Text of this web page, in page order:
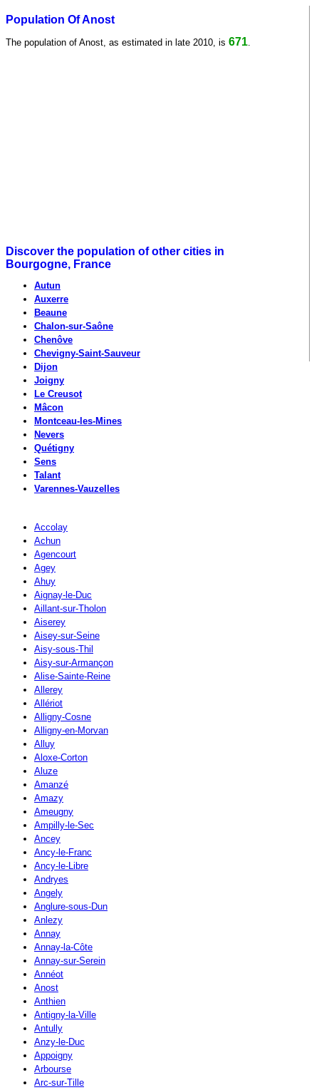
Population Of Anost
The population of Anost, as estimated in late 2010, is 671
Discover the population of other cities in
Bourgogne, France
Autun
Auxerre
Beaune
Chalon-sur-Saône
Chenôve
Chevigny-Saint-Sauveur
Dijon
Joigny
Le Creusot
Mâcon
Montceau-les-Mines
Nevers
Quétigny
Sens
Talant
Varennes-Vauzelles
Accolay
Achun
Agencourt
Agey
Ahuy
Aignay-le-Duc
Aillant-sur-Tholon
Aiserey
Aisey-sur-Seine
Aisy-sous-Thil
Aisy-sur-Armançon
Alise-Sainte-Reine
Allerey
Allériot
Alligny-Cosne
Alligny-en-Morvan
Alluy
Aloxe-Corton
Aluze
Amanzé
Amazy
Ameugny
Ampilly-le-Sec
Ancey
Ancy-le-Franc
Ancy-le-Libre
Andryes
Angely
Anglure-sous-Dun
Anlezy
Annay
Annay-la-Côte
Annay-sur-Serein
Annéot
Anost
Anthien
Antigny-la-Ville
Antully
Anzy-le-Duc
Appoigny
Arbourse
Arc-sur-Tille